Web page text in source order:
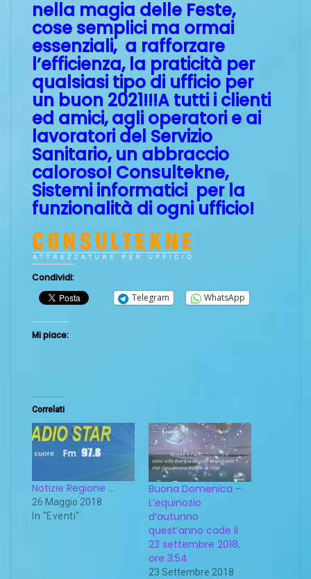
nella magia delle Feste,
cose semplici ma ormai
essenziali, a rafforzare
l’efficienza, la praticità per
qualsiasi tipo di ufficio per
un buon 2021!!!A tutti i clienti
ed amici, agli operatori e ai
lavoratori del Servizio
Sanitario, un abbraccio
caloroso! Consultekne,
Sistemi informatici per la
funzionalità di ogni ufficio!
Condividi:
Telegram
WhatsApp
Mi piace:
Correlati
Notizie Regione …
26 Maggio 2018
In "Eventi"
Buona Domenica –
L’equinozio
d’autunno
quest’anno cade il
23 settembre 2018,
ore 3:54
23 Settembre 2018